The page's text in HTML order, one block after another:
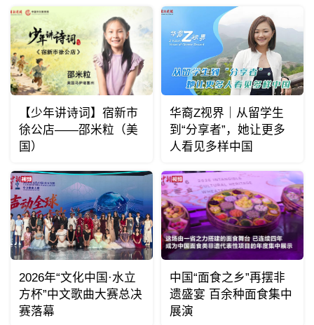
【少年讲诗词】宿新市
徐公店——邵米粒（美
国）
华裔Z视界｜从留学生
到“分享者”，她让更多
人看见多样中国
2026年“文化中国·水立
方杯”中文歌曲大赛总决
赛落幕
中国“面食之乡”再摆非
遗盛宴 百余种面食集中
展演